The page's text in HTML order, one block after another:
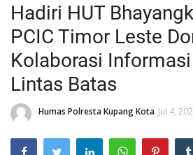
Beranda
Binkam
Terms & Conditions
Reskrim
Lantas
Mitra Polisi
Hadiri HUT
PCIC Timor Leste
Kolaborasi
Lintas Batas
Humas Polresta Kupang Kota Jul 4,